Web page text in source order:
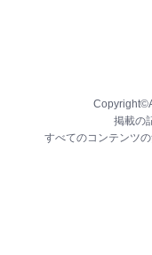
掲載の
すべてのコンテンツ